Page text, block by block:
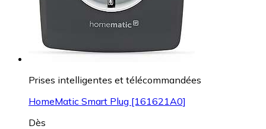
Prises intelligentes et télécommandées
HomeMatic Smart Plug [161621A0]
Dès